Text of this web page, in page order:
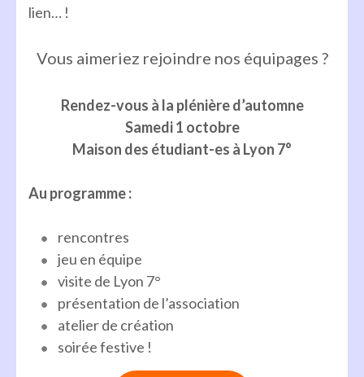
lien… !
Vous aimeriez rejoindre nos équipages ?
Rendez-vous à la plénière d’automne
Samedi 1 octobre
Maison des étudiant-es à Lyon 7°
Au programme :
rencontres
jeu en équipe
visite de Lyon 7°
présentation de l’association
atelier de création
soirée festive !